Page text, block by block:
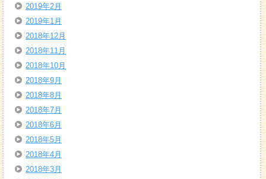
2019年2月
2019年1月
2018年12月
2018年11月
2018年10月
2018年9月
2018年8月
2018年7月
2018年6月
2018年5月
2018年4月
2018年3月